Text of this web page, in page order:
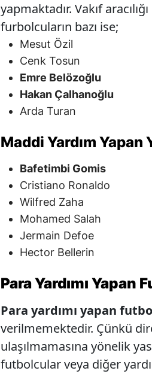
yapmaktadır. Vakıf
furbolcuların bazı ise;
Mesut Özil
Cenk Tosun
Emre Belözoğlu
Hakan Çalhanoğlu
Arda Turan
Maddi Yardım Yapan
Bafetimbi Gomis
Cristiano Ronaldo
Wilfred Zaha
Mohamed Salah
Jermain Defoe
Hector Bellerin
Para Yardımı Yapan
Para yardımı yapan
verilmemektedir. Çünkü
ulaşılmamasına yönelik
futbolcular veya diğer